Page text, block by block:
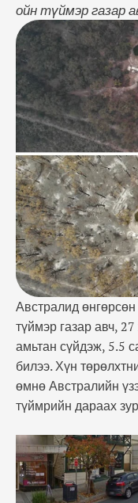
ойн түймэр газар
ан амьтан
байгаа билээ. Хүн
аймшигт
байгаль ямар
харьцуулан
Австралид
түймэр газар авч,
амьтан сүйдэж, 5.5
билээ. Хүн
өмнө Австралийн
түймрийн дараах